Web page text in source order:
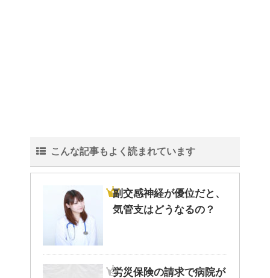
こんな記事もよく読まれています
副交感神経が優位だと、
気管支はどうなるの？
労災保険の請求で病院が